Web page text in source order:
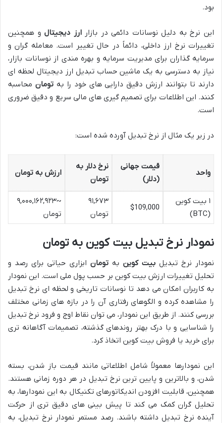
بود.
این نرخ به دلیل نوسانات دائمی در بازارارز دیجیتالو همچنین
تغییرات نرخ ارز داخلی، دائماً در حال تغییر است. معامله گران و
سرمایه گذاران برای مدیریت سرمایه و بهره مندی از نوسانات بازار،
نیاز به دسترسی به یک ماشین حساب تبدیل ارز دیجیتال لحظه ای
دارند تا بتوانند ارزش دقیق دارایی های خود را بهتومان محاسبه
کنند. این اطلاعات برای تصمیم گیری های مالی سریع و دقیق ضروری
است.
در زیر یک مثال از نرخ تبدیل آورده شده است:
واحد
قیمت جهانی
(دلار)
نرخ دلار به
تومان
ارزش به تومان
۱ بیت کوین
(BTC)
$109,000
۹۱,۶۷۳
تومان
~۹,۰۰۰,۱۶۲,۹۲۳
تومان
نمودار نرخ تبدیل بیت کوین به تومان
نمودار نرخ تبدیل بیت کوین به تومان ابزاری حیاتی برای رصد و
تحلیل تغییرات ارزش بیت کوین بر حسب پول ملی است. این نمودار
به کاربران امکان می دهد تا نوسانات تاریخی و لحظه ای نرخ تبدیل
را مشاهده کرده و الگوهای رفتاری آن را در بازه های زمانی مختلف
بررسی کنند. از طریق این نمودار، می توان نقاط اوج و فرود نرخ تبدیل
را شناسایی و با درک بهتر روندهای گذشته، تصمیمات آگاهانه تری
برای خرید یا فروش بیت کوین اتخاذ کرد.
این نمودارها معمولاً شامل اطلاعاتی مانند قیمت باز شدن، بسته
شدن، و بالاترین و پایین ترین نرخ تبدیل در هر دوره زمانی هستند.
همچنین، قابلیت افزودن اندیکاتورهای تکنیکال به این نمودارها، به
تحلیل گران کمک می کند تا پیش بینی های دقیق تری از حرکت
آینده نرخ تبدیل داشته باشند. رصد مستمر نمودار نرخ تبدیل، به